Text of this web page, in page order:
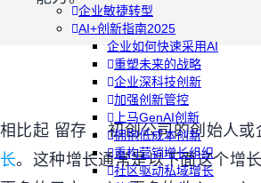
企业敏捷转型
AI+创新指南2025
企业如何快速采用AI
重塑未来的战略
企业深科技创新
加强创新管控
上马GenAI创新
拥抱低成本创新
重构营销增长组织
社区驱动私域增长
相比起 留存 ，初创公司的创始人或
长。这种增长通常是以下面这个增长